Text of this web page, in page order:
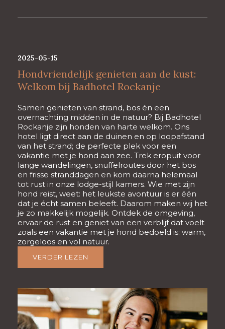
2025-05-15
Hondvriendelijk genieten aan de kust:
Welkom bij Badhotel Rockanje
Samen genieten van strand, bos én een
overnachting midden in de natuur? Bij Badhotel
Rockanje zijn honden van harte welkom. Ons
hotel ligt direct aan de duinen en op loopafstand
van het strand; de perfecte plek voor een
vakantie met je hond aan zee. Trek eropuit voor
lange wandelingen, snuffelroutes door het bos
en frisse stranddagen en kom daarna helemaal
tot rust in onze lodge-stijl kamers. Wie met zijn
hond reist, weet: het leukste avontuur is er één
dat je écht samen beleeft. Daarom maken wij het
je zo makkelijk mogelijk. Ontdek de omgeving,
ervaar de rust en geniet van een verblijf dat voelt
zoals een vakantie met je hond bedoeld is: warm,
zorgeloos en vol natuur.
VERDER LEZEN